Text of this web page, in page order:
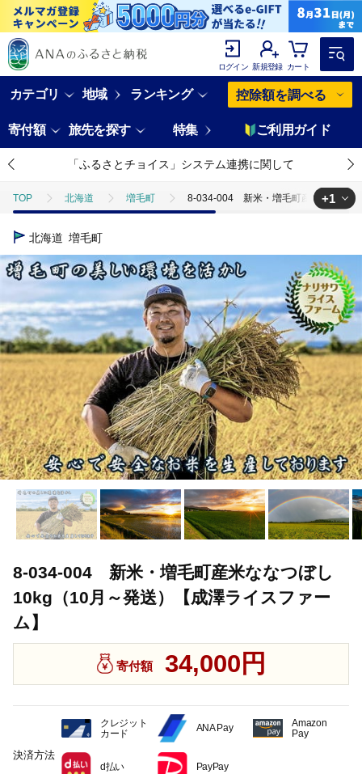
ログイン 新規登録 カート
カテゴリ 地域 ランキング 控除額を調べる
寄付額 旅先を探す 特集 ご利用ガイド
「ふるさとチョイス」システム連携に関して
TOP 北海道 増毛町 8-034-004 新米・増毛町産米ななつぼ
TOP
+1
北海道 増毛町
8-034-004 新米・増毛町産米ななつぼし
10kg（10月～発送）【成澤ライスファー
ム】
寄付額 34,000円
決済方法
クレジット
カード
ANA Pay
Amazon
Pay
d払い PayPay